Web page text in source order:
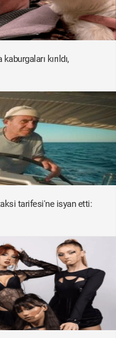
kırıldı,
tarifesi'ne isyan etti: